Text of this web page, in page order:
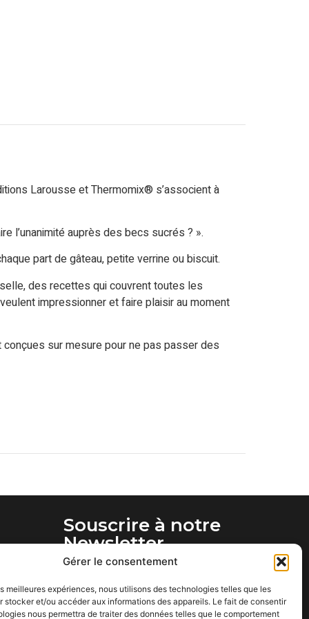
Gérer le consentement
meilleures expériences, nous utilisons des technologies telles que les
stocker et/ou accéder aux informations des appareils. Le fait de consentir
nous permettra de traiter des données telles que le comportement
Larousse et Thermomix® s’associent à
l’unanimité auprès des becs sucrés ? ».
part de gâteau, petite verrine ou biscuit.
des recettes qui couvrent toutes les
impressionner et faire plaisir au moment
sur mesure pour ne pas passer des
Souscrire à notre
Newsletter